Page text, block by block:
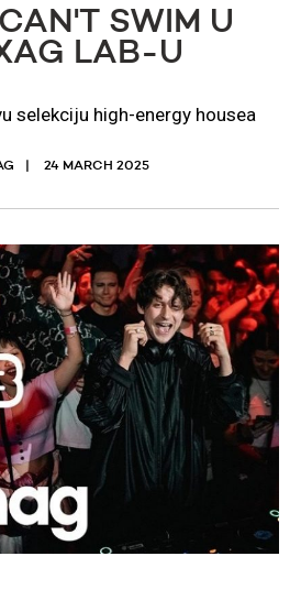
SWIM U
LAB-U
selekciju high-energy housea
24 MARCH 2025